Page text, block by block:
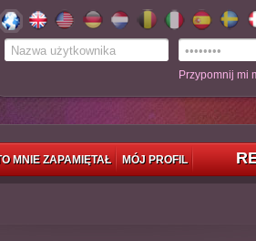
Przypomnij mi
MNIE ZAPAMIĘTAŁ MÓJ PROFIL